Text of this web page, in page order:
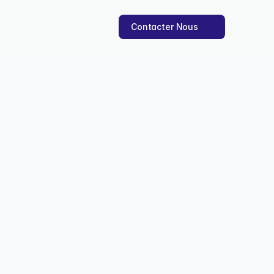
Contacter Nous